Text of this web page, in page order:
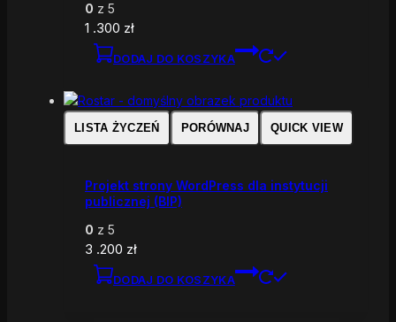
0 z 5
1 .300 zł
DODAJ DO KOSZYKA
LISTA ŻYCZEŃ PORÓWNAJ QUICK VIEW
Projekt strony WordPress dla instytucji
publicznej (BIP)
0 z 5
3 .200 zł
DODAJ DO KOSZYKA